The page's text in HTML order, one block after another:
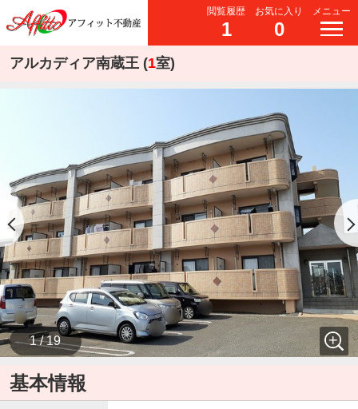
閲覧履歴
1
お気に入り
0
メニュー
アルカディア南蔵王 (1室)
1 / 19
基本情報